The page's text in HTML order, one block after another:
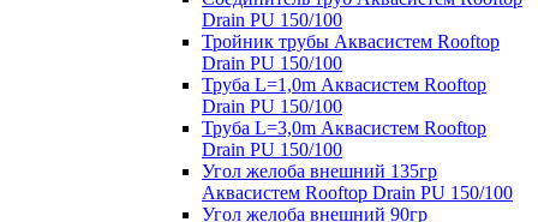
Drain PU 150/100
Тройник трубы Аквасистем Rooftop
Drain PU 150/100
Труба L=1,0m Аквасистем Rooftop
Drain PU 150/100
Труба L=3,0m Аквасистем Rooftop
Drain PU 150/100
Угол желоба внешний 135гр
Аквасистем Rooftop Drain PU 150/100
Угол желоба внешний 90гр